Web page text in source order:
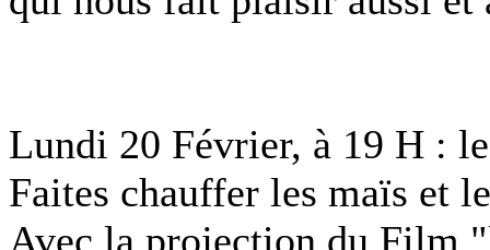
Lundi 20 Février, à 19 H :
Faites chauffer les maïs et
Avec la projection du Film